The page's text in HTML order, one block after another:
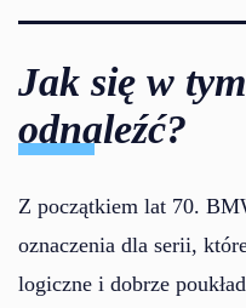
Jak się w
odnaleźć?
Z początkiem lat 70.
oznaczenia dla serii,
logiczne i dobrze